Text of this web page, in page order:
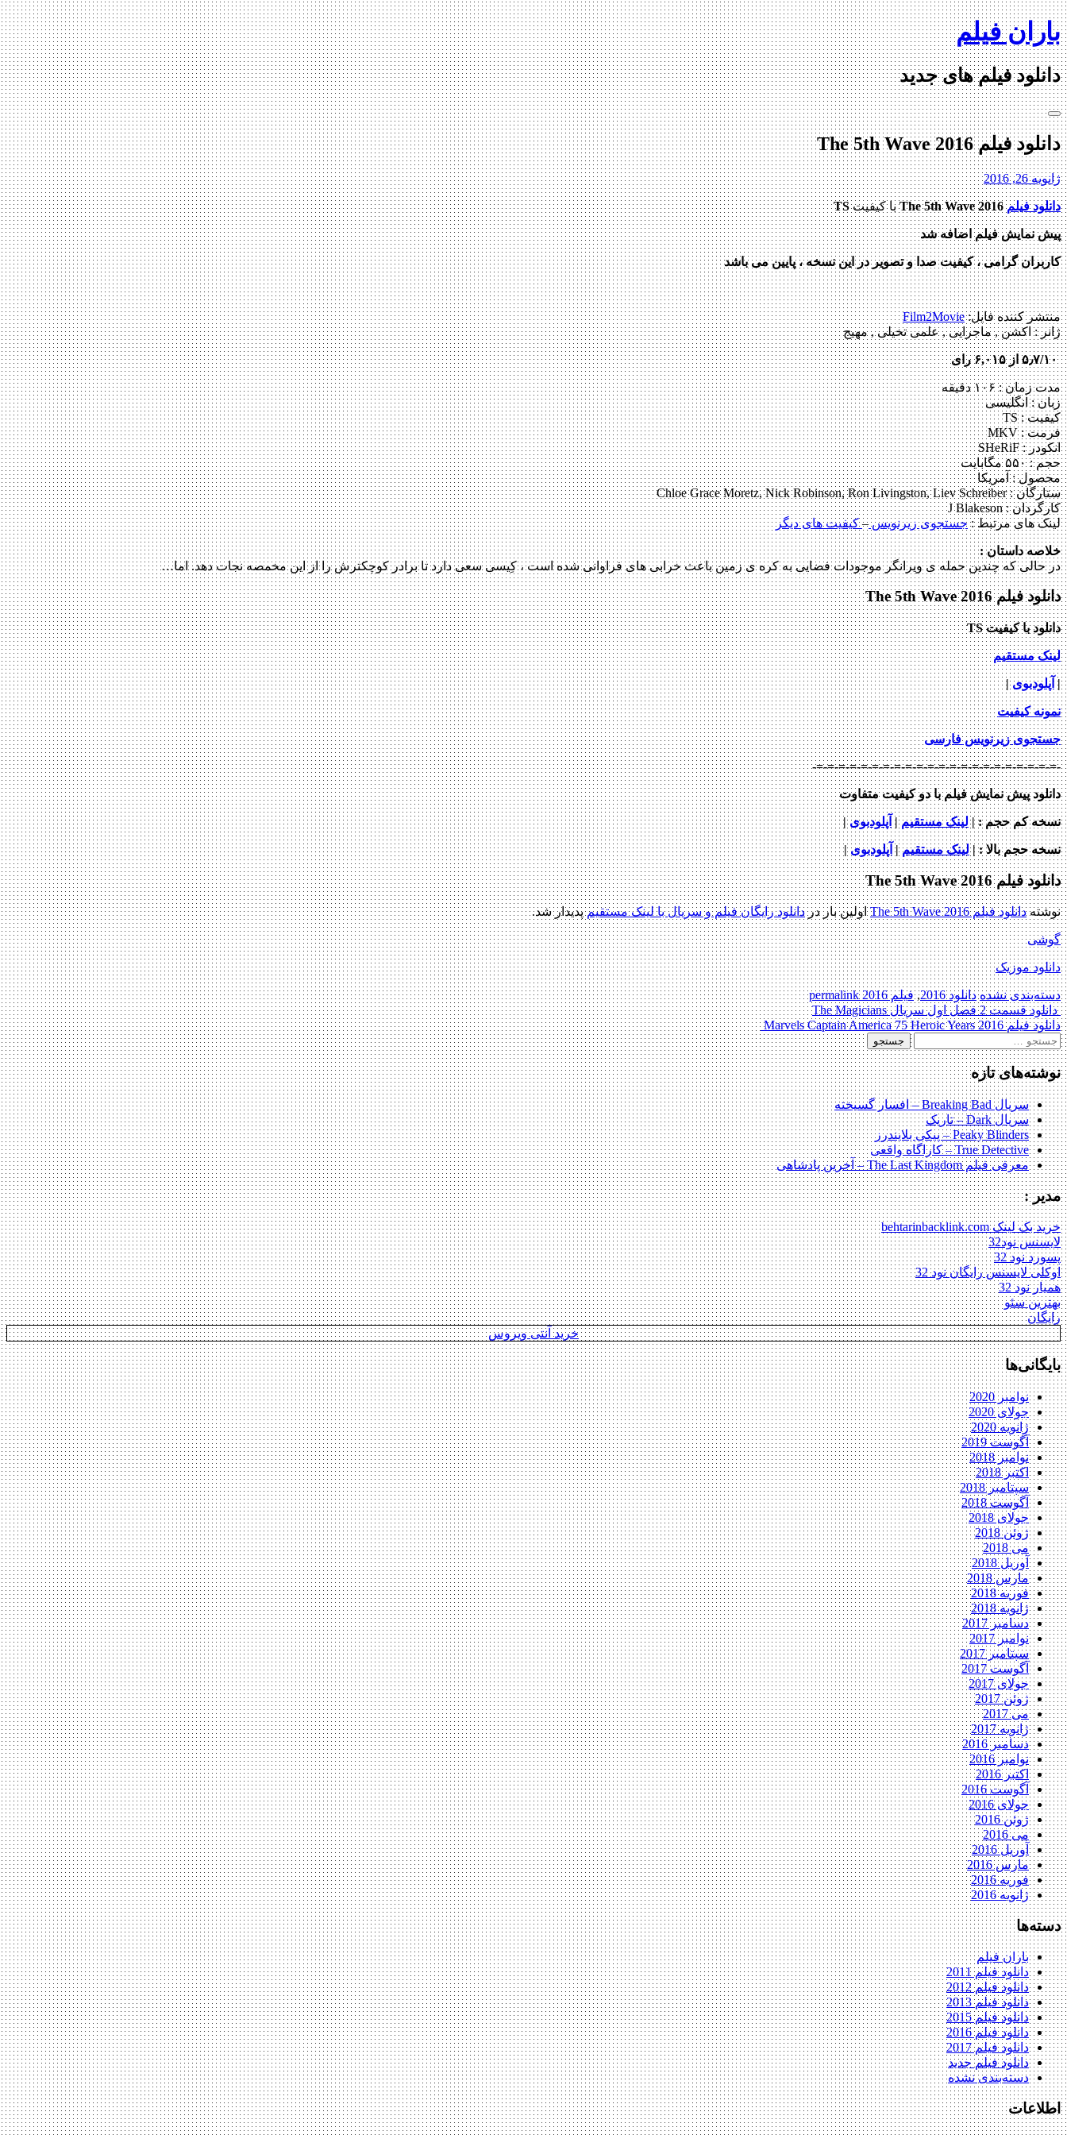
Skip
to
content
باران فیلم
دانلود فیلم های جدید
دانلود فیلم The 5th Wave 2016
ژانویه 26, 2016
دانلود فیلم The 5th Wave 2016با کیفیتTS
پیش نمایش فیلم اضافه شد
کاربران گرامی ، کیفیت صدا و تصویر در این نسخه ، پایین می باشد
منتشر کننده فایل:Film2Movie
ژانر : اکشن , ماجرایی , علمی تخیلی , مهیج
۵٫۷/۱۰ از ۶,۰۱۵ رای
مدت زمان : ۱۰۶ دقیقه
زبان : انگلیسی
کیفیت : TS
فرمت : MKV
انکودر : SHeRiF
حجم : ۵۵۰ مگابایت
محصول : آمریکا
ستارگان :Chloe Grace Moretz, Nick Robinson, Ron Livingston, Liev Schreiber
کارگردان : J Blakeson
لینک های مرتبط : جستجوی زیرنویس–کیفیت های دیگر
خلاصه داستان :
در حالی که چندین حمله ی ویرانگر موجودات فضایی به کره ی زمین باعث خرابی های فراوانی شده است ، کِیسی سعی دارد تا برادر کوچکترش را از این مخمصه نجات دهد. اما…
دانلود فیلم The 5th Wave 2016
دانلود با کیفیت TS
لینک مستقیم
| آپلودبوی|
نمونه کیفیت
جستجوی زیرنویس فارسی
-=-=-=-=-=-=-=-=-=-=-=-=-=-=-=-=-=-=-=-=-=-=-
دانلود پیش نمایش فیلم با دو کیفیت متفاوت
نسخه کم حجم : |لینک مستقیم| آپلودبوی|
نسخه حجم بالا : |لینک مستقیم | آپلودبوی |
دانلود فیلم The 5th Wave 2016
نوشته دانلود فیلم The 5th Wave 2016 اولین بار دردانلود رایگان فیلم و سریال با لینک مستقیمپدیدار شد.
گوشی
دانلود موزیک
دسته‌بندی نشده دانلود 2016 ,فیلم 2016 permalink
Post
navigation
دانلود قسمت 2 فصل اول سریال The Magicians
دانلود فیلم Marvels Captain America 75 Heroic Years 2016
جستجو
برای:
نوشته‌های تازه
سریال Breaking Bad – افسار گسیخته
سریال Dark – تاریک
Peaky Blinders – پیکی بلایندرز
True Detective – کاراگاه واقعی
معرفی فیلم The Last Kingdom – آخرین پادشاهی
مدیر :
خرید بک لینک behtarinbacklink.com
لایسنس نود32
پسورد نود 32
اوکلی لایسنس رایگان نود 32
همیار نود 32
بهترین سئو
رایگان
خرید آنتی ویروس
بایگانی‌ها
نوامبر 2020
جولای 2020
ژانویه 2020
آگوست 2019
نوامبر 2018
اکتبر 2018
سپتامبر 2018
آگوست 2018
جولای 2018
ژوئن 2018
می 2018
آوریل 2018
مارس 2018
فوریه 2018
ژانویه 2018
دسامبر 2017
نوامبر 2017
سپتامبر 2017
آگوست 2017
جولای 2017
ژوئن 2017
می 2017
ژانویه 2017
دسامبر 2016
نوامبر 2016
اکتبر 2016
آگوست 2016
جولای 2016
ژوئن 2016
می 2016
آوریل 2016
مارس 2016
فوریه 2016
ژانویه 2016
دسته‌ها
باران فیلم
دانلود فیلم 2011
دانلود فیلم 2012
دانلود فیلم 2013
دانلود فیلم 2015
دانلود فیلم 2016
دانلود فیلم 2017
دانلود فیلم جدید
دسته‌بندی نشده
اطلاعات